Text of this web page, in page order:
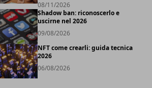
08/11/2026
Shadow ban: riconoscerlo e
uscirne nel 2026
09/08/2026
NFT come crearli: guida tecnica
2026
06/08/2026